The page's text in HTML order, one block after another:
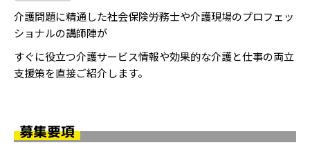
介護問題に精通した社会保険労務士や介護現場のプロフェッ
ショナルの講師陣が
すぐに役立つ介護サービス情報や効果的な介護と仕事の両立
支援策を直接ご紹介します。
募集要項